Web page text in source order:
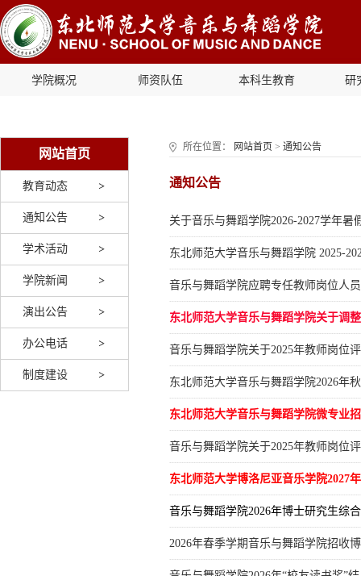
学院概况 师资队伍 本科生教育 研
网站首页
教育动态
通知公告
学术活动
学院新闻
演出公告
办公电话
制度建设
所在位置： 网站首页 > 通知公告
通知公告
关于音乐与舞蹈学院2026-2027学年暑
东北师范大学音乐与舞蹈学院 2025-
音乐与舞蹈学院应聘专任教师岗位人
东北师范大学音乐与舞蹈学院关于调
音乐与舞蹈学院关于2025年教师岗位
东北师范大学音乐与舞蹈学院2026年
东北师范大学音乐与舞蹈学院微专业
音乐与舞蹈学院关于2025年教师岗位
东北师范大学博洛尼亚音乐学院2027
音乐与舞蹈学院2026年博士研究生综
2026年春季学期音乐与舞蹈学院招收